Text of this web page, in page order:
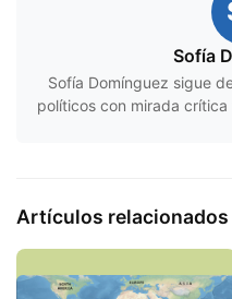
Sofía
Sofía Domínguez sigue
políticos con mirada
Artículos relacionados